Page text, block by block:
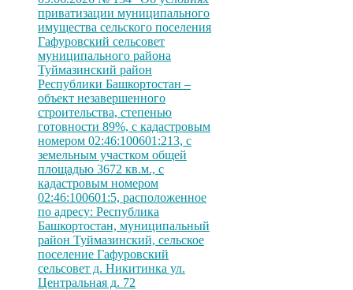
приватизации муниципального
имущества сельского поселения
Гафуровский сельсовет
муниципального района
Туймазинский район
Республики Башкортостан –
объект незавершенного
строительства, степенью
готовности 89%, с кадастровым
номером 02:46:100601:213, с
земельным участком общей
площадью 3672 кв.м., с
кадастровым номером
02:46:100601:5, расположенное
по адресу: Республика
Башкортостан, муниципальный
район Туймазинский, сельское
поселение Гафуровский
сельсовет д. Никитинка ул.
Центральная д. 72